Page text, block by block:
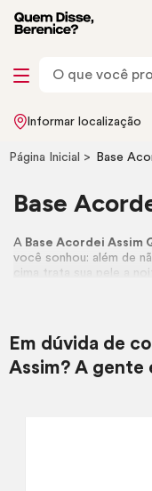
Informar localização
Página Inicial Base
Base
A Base Acordei Assim
você sonhou: além de
cima trata sua pele a
Em dúvida de
Assim? A gente